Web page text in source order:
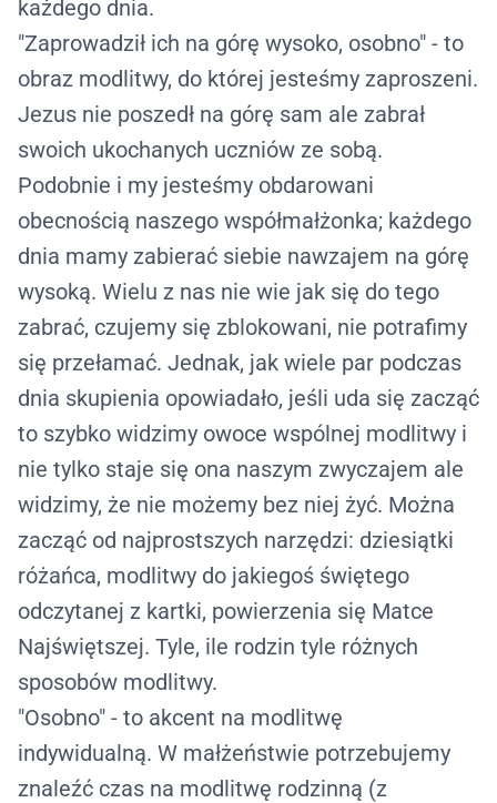
każdego dnia.
"Zaprowadził ich na górę wysoko, osobno" - to
obraz modlitwy, do której jesteśmy zaproszeni.
Jezus nie poszedł na górę sam ale zabrał
swoich ukochanych uczniów ze sobą.
Podobnie i my jesteśmy obdarowani
obecnością naszego współmałżonka; każdego
dnia mamy zabierać siebie nawzajem na górę
wysoką. Wielu z nas nie wie jak się do tego
zabrać, czujemy się zblokowani, nie potrafimy
się przełamać. Jednak, jak wiele par podczas
dnia skupienia opowiadało, jeśli uda się zacząć
to szybko widzimy owoce wspólnej modlitwy i
nie tylko staje się ona naszym zwyczajem ale
widzimy, że nie możemy bez niej żyć. Można
zacząć od najprostszych narzędzi: dziesiątki
różańca, modlitwy do jakiegoś świętego
odczytanej z kartki, powierzenia się Matce
Najświętszej. Tyle, ile rodzin tyle różnych
sposobów modlitwy.
"Osobno" - to akcent na modlitwę
indywidualną. W małżeństwie potrzebujemy
znaleźć czas na modlitwę rodzinną (z